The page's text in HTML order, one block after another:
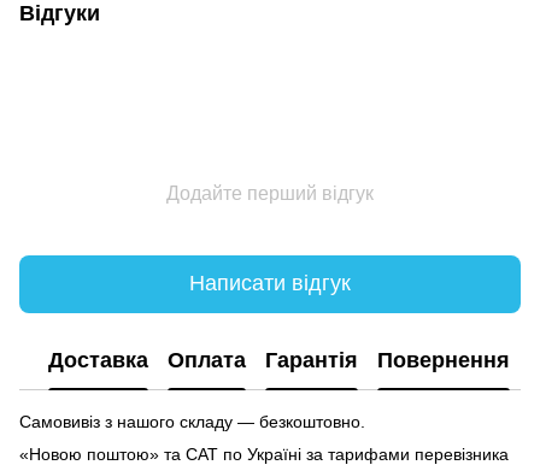
Відгуки
Додайте перший відгук
Написати відгук
Доставка Оплата Гарантія Повернення
Самовивіз з нашого складу — безкоштовно.
«Новою поштою» та САТ по Україні за тарифами перевізника